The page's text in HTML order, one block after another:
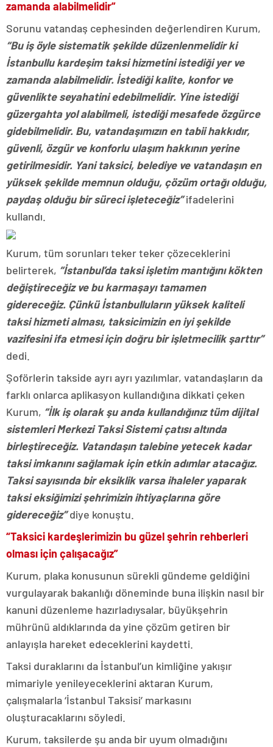
zamanda alabilmelidir”
Sorunu vatandaş cephesinden değerlendiren Kurum,
“Bu iş öyle sistematik şekilde düzenlenmelidir ki
İstanbullu kardeşim taksi hizmetini istediği yer ve
zamanda alabilmelidir. İstediği kalite, konfor ve
güvenlikte seyahatini edebilmelidir. Yine istediği
güzergahta yol alabilmeli, istediği mesafede özgürce
gidebilmelidir. Bu, vatandaşımızın en tabii hakkıdır,
güvenli, özgür ve konforlu ulaşım hakkının yerine
getirilmesidir. Yani taksici, belediye ve vatandaşın en
yüksek şekilde memnun olduğu, çözüm ortağı olduğu,
paydaş olduğu bir süreci işleteceğiz”ifadelerini
kullandı.
Kurum, tüm sorunları teker teker çözeceklerini
belirterek, “İstanbul’da taksi işletim mantığını kökten
değiştireceğiz ve bu karmaşayı tamamen
gidereceğiz. Çünkü İstanbulluların yüksek kaliteli
taksi hizmeti alması, taksicimizin en iyi şekilde
vazifesini ifa etmesi için doğru bir işletmecilik şarttır”
dedi.
Şoförlerin takside ayrı ayrı yazılımlar, vatandaşların da
farklı onlarca aplikasyon kullandığına dikkati çeken
Kurum, “İlk iş olarak şu anda kullandığınız tüm dijital
sistemleri Merkezi Taksi Sistemi çatısı altında
birleştireceğiz. Vatandaşın talebine yetecek kadar
taksi imkanını sağlamak için etkin adımlar atacağız.
Taksi sayısında bir eksiklik varsa ihaleler yaparak
taksi eksiğimizi şehrimizin ihtiyaçlarına göre
gidereceğiz”diye konuştu.
“Taksici kardeşlerimizin bu güzel şehrin rehberleri
olması için çalışacağız”
Kurum, plaka konusunun sürekli gündeme geldiğini
vurgulayarak bakanlığı döneminde buna ilişkin nasıl bir
kanuni düzenleme hazırladıysalar, büyükşehrin
mührünü aldıklarında da yine çözüm getiren bir
anlayışla hareket edeceklerini kaydetti.
Taksi duraklarını da İstanbul’un kimliğine yakışır
mimariyle yenileyeceklerini aktaran Kurum,
çalışmalarla ‘İstanbul Taksisi’ markasını
oluşturacaklarını söyledi.
Kurum, taksilerde şu anda bir uyum olmadığını